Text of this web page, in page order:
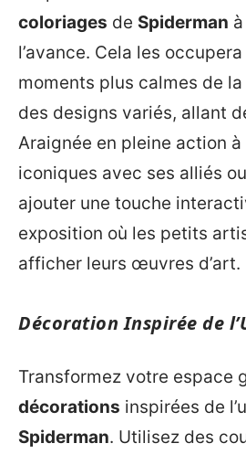
coloriages de Spiderman à
l’avance. Cela les
moments plus calmes de
des designs variés, allant
Araignée en pleine action
iconiques avec ses alliés
ajouter une touche
exposition où les petits
afficher leurs œuvres d’art.
Décoration Inspirée de
Transformez votre espace
décorations inspirées de
Spiderman. Utilisez des